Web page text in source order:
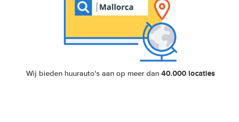
Wij bieden huurauto's aan op meer dan 40.000 locaties